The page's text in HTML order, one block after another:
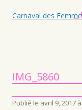
Carnaval des
IMG_5860
Publié le avril 9, 2017 à